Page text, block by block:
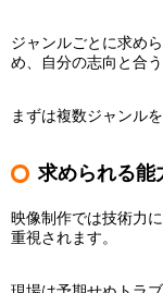
ジャンルごとに求め
め、自分の志向と合
まずは複数ジャンル
求められる能
映像制作では技術力
重視されます。